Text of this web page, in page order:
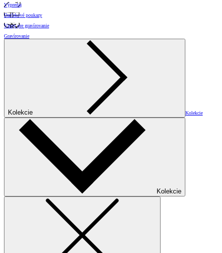
Výpredaj
Darčekové poukazy
Vzory pre gravírovanie
Gravírovanie
Kolekcie Kolekcie
Kolekcie